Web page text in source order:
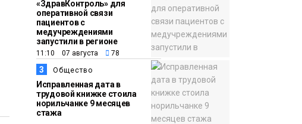
Новости
поддержке
соцпроектов
15:57
06 августа
Новости
Первый юбилей
«Башни» отпразднуют
в Норильске: гостей
ждут фестиваль,
квест и многое другое
«ЗдравКонтроль» для
оперативной связи
пациентов с
медучреждениями
запустили в регионе
11:10 07 августа 78
3 Общество
Исправленная дата в
трудовой книжке стоила
норильчанке 9 месяцев
стажа